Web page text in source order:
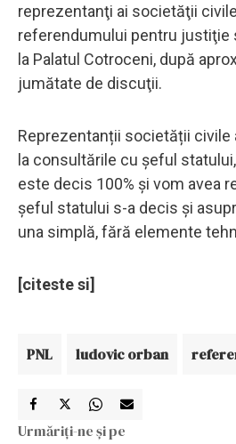
reprezentanţi ai societăţii
referendumului pentru justiţie
la Palatul Cotroceni, după
jumătate de discuţii.
Reprezentanții societății civile
la consultările cu șeful
este decis 100% și vom avea
șeful statului s-a decis și
una simplă, fără elemente
[citeste si]
PNL ludovic orban
Urmăriți-ne și pe